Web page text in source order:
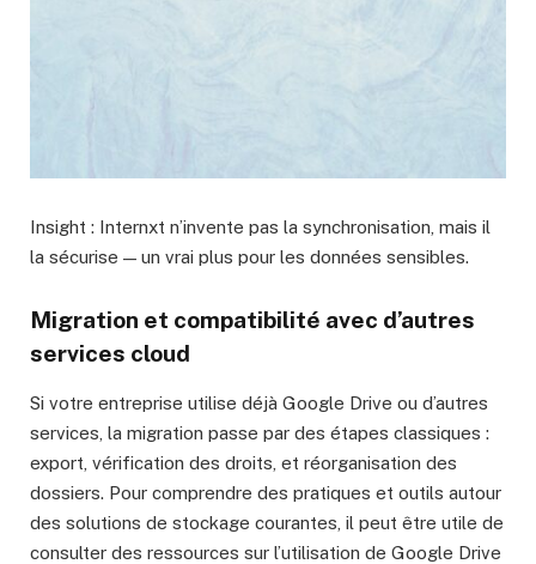
Insight : Internxt n’invente pas la synchronisation, mais il
la sécurise — un vrai plus pour les données sensibles.
Migration et compatibilité avec d’autres
services cloud
Si votre entreprise utilise déjà Google Drive ou d’autres
services, la migration passe par des étapes classiques :
export, vérification des droits, et réorganisation des
dossiers. Pour comprendre des pratiques et outils autour
des solutions de stockage courantes, il peut être utile de
consulter des ressources sur l’utilisation de Google Drive